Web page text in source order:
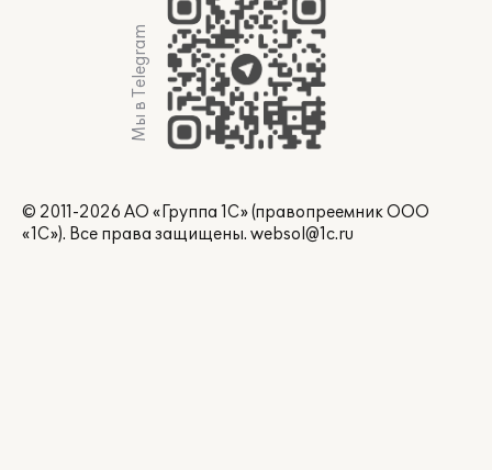
Мы в Telegram
© 2011-2026 АО «Группа 1С» (правопреемник ООО
«1С»). Все права защищены. websol@1c.ru